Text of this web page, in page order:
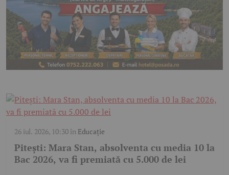
26 iul. 2026, 10:30în Educație
Pitești: Mara Stan, absolventa cu media 10 la
Bac 2026, va fi premiată cu 5.000 de lei